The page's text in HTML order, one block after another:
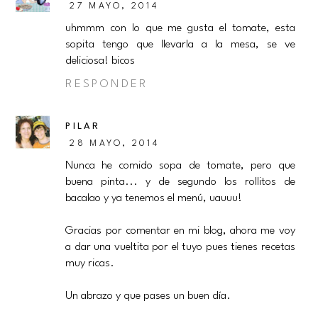
27 MAYO, 2014
uhmmm con lo que me gusta el tomate, esta
sopita tengo que llevarla a la mesa, se ve
deliciosa! bicos
RESPONDER
PILAR
28 MAYO, 2014
Nunca he comido sopa de tomate, pero que
buena pinta... y de segundo los rollitos de
bacalao y ya tenemos el menú, uauuu!
Gracias por comentar en mi blog, ahora me voy
a dar una vueltita por el tuyo pues tienes recetas
muy ricas.
Un abrazo y que pases un buen día.